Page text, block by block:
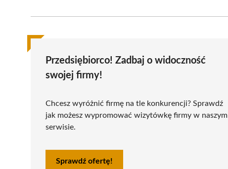
Przedsiębiorco! Zadbaj o widoczność
swojej firmy!
Chcesz wyróżnić firmę na tle konkurencji? Sprawdź
jak możesz wypromować wizytówkę firmy w naszym
serwisie.
Sprawdź ofertę!